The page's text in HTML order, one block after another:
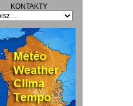
KONTAKTY